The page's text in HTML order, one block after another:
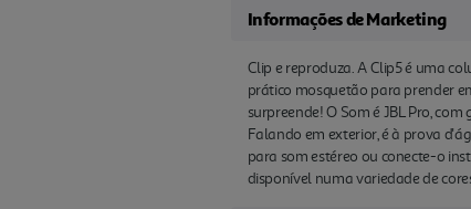
Informações de Marketing
Clip e reproduza. A Clip5 é uma
prático mosquetão para prender
surpreende! O Som é JBL Pro,
Falando em exterior, é à prova
para som estéreo ou conecte-o
disponível numa variedade de